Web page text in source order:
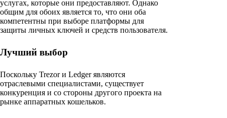
услугах, которые они предоставляют. Однако
общим для обоих является то, что они оба
компетентны при выборе платформы для
защиты личных ключей и средств пользователя.
Лучший выбор
Поскольку Trezor и Ledger являются
отраслевыми специалистами, существует
конкуренция и со стороны другого проекта на
рынке аппаратных кошельков.